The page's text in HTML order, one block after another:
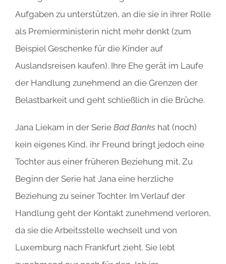
Aufgaben zu unterstützen, an die sie in ihrer Rolle
als Premierministerin nicht mehr denkt (zum
Beispiel Geschenke für die Kinder auf
Auslandsreisen kaufen). Ihre Ehe gerät im Laufe
der Handlung zunehmend an die Grenzen der
Belastbarkeit und geht schließlich in die Brüche.
Jana Liekam in der Serie Bad Banks hat (noch)
kein eigenes Kind, ihr Freund bringt jedoch eine
Tochter aus einer früheren Beziehung mit. Zu
Beginn der Serie hat Jana eine herzliche
Beziehung zu seiner Tochter. Im Verlauf der
Handlung geht der Kontakt zunehmend verloren,
da sie die Arbeitsstelle wechselt und von
Luxemburg nach Frankfurt zieht. Sie lebt